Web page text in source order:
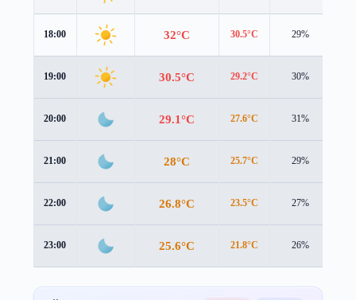
18:00 32°C 30.5°C 29%
19:00 30.5°C 29.2°C 30%
20:00 29.1°C 27.6°C 31%
21:00 28°C 25.7°C 29%
22:00 26.8°C 23.5°C 27%
23:00 25.6°C 21.8°C 26%